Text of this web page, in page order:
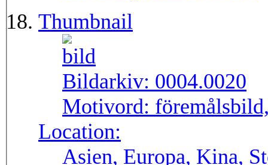
Thumbnail
Bildarkiv: 0004.0020
Motivord:
Location:
Asien, Europa, Kina,